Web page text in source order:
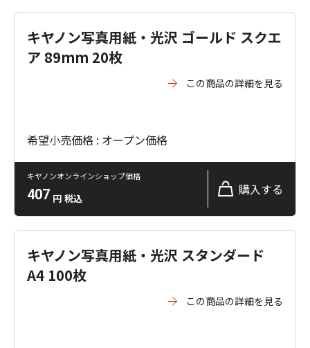
キヤノン写真用紙・光沢 ゴールド スクエ
ア 89mm 20枚
この商品の詳細を見る
希望小売価格 : オープン価格
キヤノンオンラインショップ価格
407 円 税込
購入する
キヤノン写真用紙・光沢 スタンダード
A4 100枚
この商品の詳細を見る